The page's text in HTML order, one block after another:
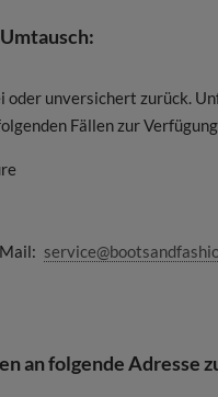
unversichert zurück.
Fällen zur
an folgende Adresse